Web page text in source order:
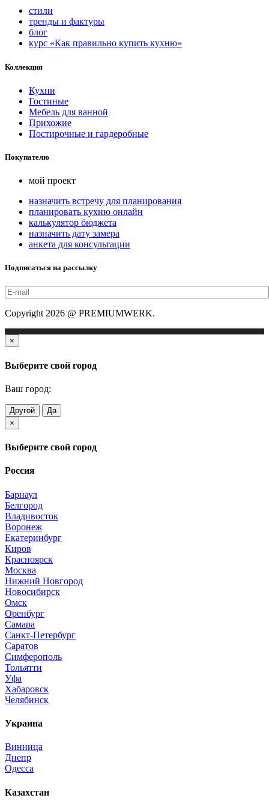
стили
тренды и фактуры
блог
курс «Как правильно купить кухню»
Коллекция
Кухни
Гостиные
Мебель для ванной
Прихожие
Постирочные и гардеробные
Покупателю
мой проект
назначить встречу для планирования
планировать кухню онлайн
калькулятор бюджета
назначить дату замера
анкета для консультации
Подписаться на рассылку
Copyright 2026 @ PREMIUMWERK.
×
Выберите свой город
Ваш город:
Другой
Да
×
Выберите свой город
Россия
Барнаул
Белгород
Владивосток
Воронеж
Екатеринбург
Киров
Красноярск
Москва
Нижний Новгород
Новосибирск
Омск
Оренбург
Самара
Санкт-Петербург
Саратов
Симферополь
Тольятти
Уфа
Хабаровск
Челябинск
Украина
Винница
Днепр
Одесса
Казахстан